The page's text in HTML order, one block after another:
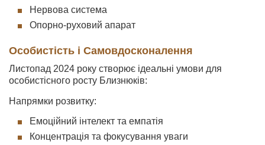
Нервова система
Опорно-руховий апарат
Особистість і Самовдосконалення
Листопад 2024 року створює ідеальні умови для
особистісного росту Близнюків:
Напрямки розвитку:
Емоційний інтелект та емпатія
Концентрація та фокусування уваги